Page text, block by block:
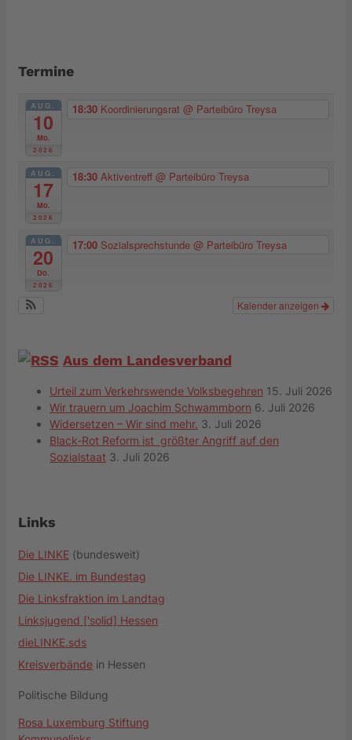
Termine
AUG.
10
Mo.
2026
18:30 Koordinierungsrat @ Parteibüro Treysa
AUG.
17
Mo.
2026
18:30 Aktiventreff @ Parteibüro Treysa
AUG.
20
Do.
2026
17:00 Sozialsprechstunde @ Parteibüro Treysa
Kalender anzeigen
Aus dem Landesverband
Urteil zum Verkehrswende Volksbegehren 15. Juli 2026
Wir trauern um Joachim Schwammborn 6. Juli 2026
Widersetzen – Wir sind mehr. 3. Juli 2026
Black-Rot Reform ist größter Angriff auf den
Sozialstaat 3. Juli 2026
Links
Die LINKE (bundesweit)
Die LINKE. im Bundestag
Die Linksfraktion im Landtag
Linksjugend ['solid] Hessen
dieLINKE.sds
Kreisverbände in Hessen
Politische Bildung
Rosa Luxemburg Stiftung